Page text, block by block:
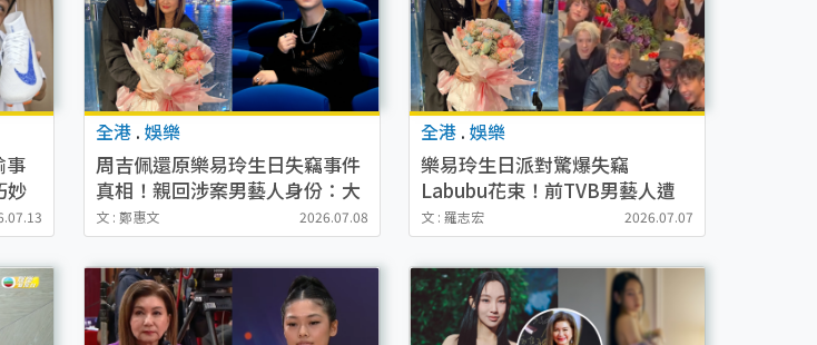
事
妙
全港 . 娛樂
周吉佩還原樂易玲生日失竊事件
真相！親回涉案男藝人身份：大
家認識
文 : 鄭惠文 2026.07.08
全港 .娛樂
樂易玲生日派對驚爆失竊
Labubu花束！前TVB男藝人遭
CCTV緝兇斷正！瘋傳3大線索揭
身份
文 : 羅志宏 2026.07.07